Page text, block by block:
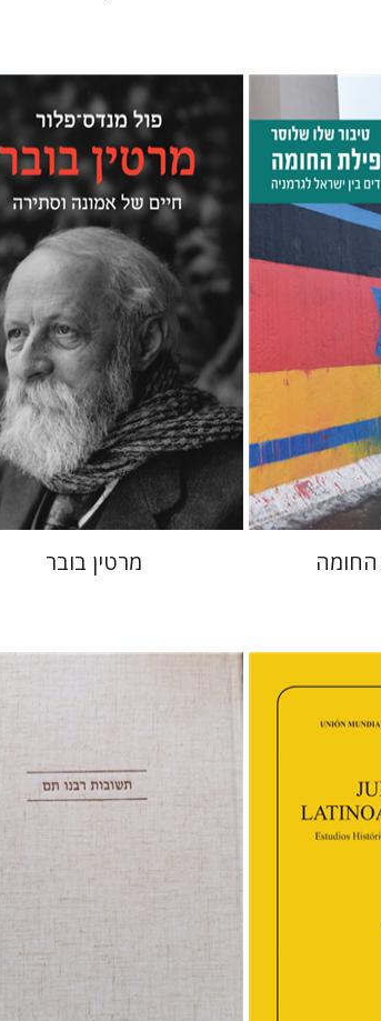
מודפס
החומה
פול מנדס-פלור
מתן אורם
הנחת אתר ספר מודפס
$35
$32
מרטין בובר
פולט
אפרים זדוף
הנחת אתר ספר מודפס